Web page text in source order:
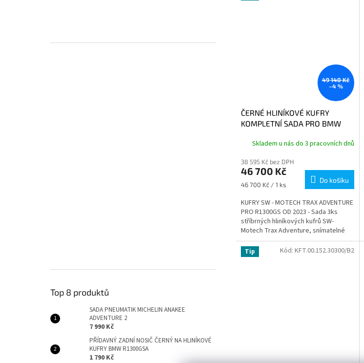
Top 8 produktů
SADA PNEUMATIK MICHELIN ANAKEE
ADVENTURE 2
7 990 Kč
PŘÍDAVNÝ ZADNÍ NOSIČ ČERNÝ NA HLINÍKOVÉ
KUFRY BMW R1300GSA
1 790 Kč
49 140 Kč
–4 %
ČERNÉ HLINÍKOVÉ KUFRY
KOMPLETNÍ SADA PRO BMW
Skladem u nás do 3 pracovních dnů
38 595 Kč bez DPH
46 700 Kč
Měrná
46 700 Kč / 1 ks
Do košíku
KUFRY SW - MOTECH TRAX ADVENTURE
PRO R1300GS OD 2023 - Sada 3ks
stříbrných hliníkových kufrů SW-
Motech Trax Adventure, snímatelné
nosiče, plotna, expanzní tašky
Tip Kód: KFT.00.152.30300/B2